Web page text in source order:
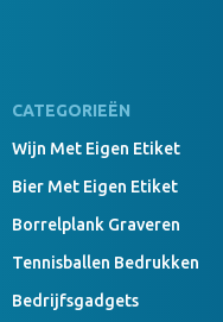
CATEGORIEËN
Wijn Met Eigen Etiket
Bier Met Eigen Etiket
Borrelplank Graveren
Tennisballen Bedrukken
Bedrijfsgadgets